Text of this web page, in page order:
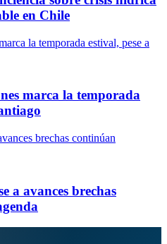
en Chile
marca la temporada
a avances brechas